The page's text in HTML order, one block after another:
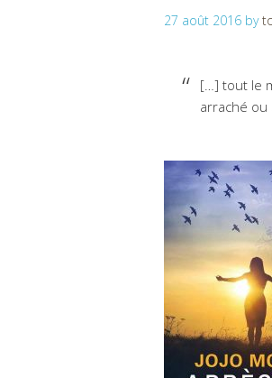
27 août 2016 by
[…] tout le
arraché ou